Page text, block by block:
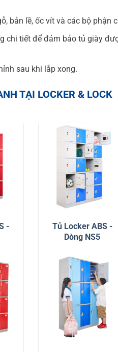
bản lề, ốc vít và các bộ phận
chi tiết để đảm bảo tủ giày
sau khi lắp xong.
TẠI LOCKER & LOCK
-
Tủ Locker ABS -
Dòng NS5